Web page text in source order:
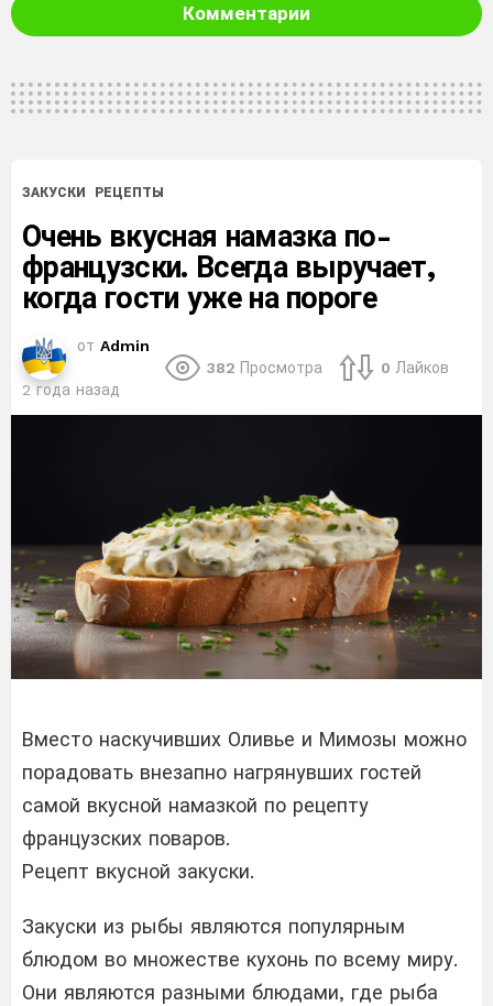
Комментарии
ЗАКУСКИ РЕЦЕПТЫ
Очень вкусная намазка по-
французски. Всегда выручает,
когда гости уже на пороге
от Admin
2 года назад
382 Просмотра 0 Лайков
Вместо наскучивших Оливье и Мимозы можно
порадовать внезапно нагрянувших гостей
самой вкусной намазкой по рецепту
французских поваров.
Рецепт вкусной закуски.
Закуски из рыбы являются популярным
блюдом во множестве кухонь по всему миру.
Они являются разными блюдами, где рыба